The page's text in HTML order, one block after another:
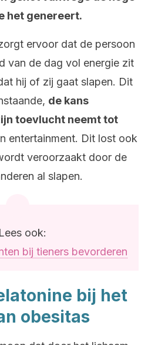
het genereert.
ervoor dat de persoon
van de dag vol energie zit
hij of zij gaat slapen. Dit
de kans
toevlucht neemt tot
entertainment. Dit lost ook
veroorzaakt door de
al slapen.
Lees ook:
bij tieners bevorderen
bij het
obesitas